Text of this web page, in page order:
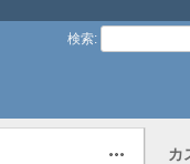
検索:
カ